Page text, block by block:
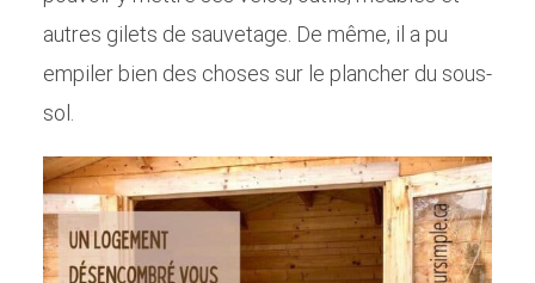
autres gilets de sauvetage. De même, il a pu
empiler bien des choses sur le plancher du sous-
sol.